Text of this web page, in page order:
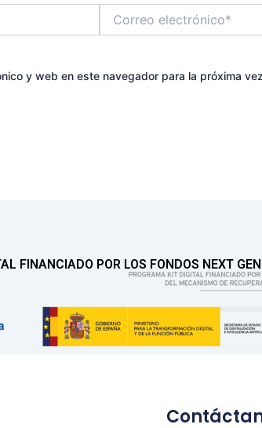
electrónico*
y web en este navegador para la próxima
FINANCIADO POR LOS FONDOS NEXT